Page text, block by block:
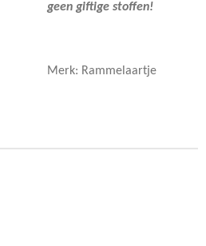
geen giftige stoffen!
Merk: Rammelaartje